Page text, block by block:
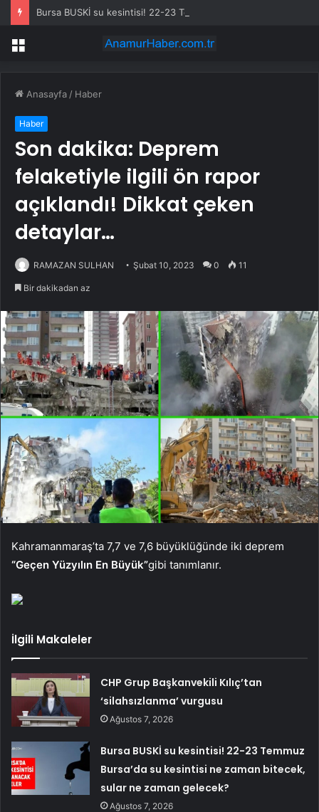
Menü
Anasayfa / Haber
Haber
Son dakika: Deprem
felaketiyle ilgili ön rapor
açıklandı! Dikkat çeken
detaylar…
RAMAZAN SULHAN Şubat 10, 2023 0 11
Bir dakikadan az
Kahramanmaraş’ta 7,7 ve 7,6 büyüklüğünde iki deprem
“Geçen Yüzyılın En Büyük”gibi tanımlanır.
İlgili Makaleler
CHP Grup Başkanvekili Kılıç’tan
‘silahsızlanma’ vurgusu
Ağustos 7, 2026
Bursa BUSKİ su kesintisi! 22-23 Temmuz
Bursa’da su kesintisi ne zaman bitecek,
sular ne zaman gelecek?
Ağustos 7, 2026